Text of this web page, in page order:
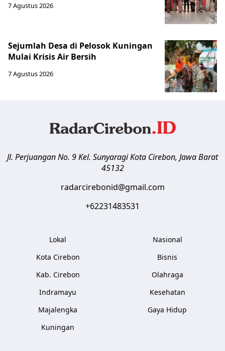
7 Agustus 2026
Sejumlah Desa di Pelosok Kuningan
Mulai Krisis Air Bersih
7 Agustus 2026
Jl. Perjuangan No. 9 Kel. SunyaragiKota Cirebon, Jawa Barat
45132
radarcirebonid@gmail.com
+62231483531
Lokal
Kota Cirebon
Kab. Cirebon
Indramayu
Majalengka
Kuningan
Nasional
Bisnis
Olahraga
Kesehatan
Gaya Hidup